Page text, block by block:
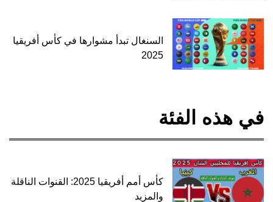
السنغال تبدأ مشوارها في كأس أفريقيا
2025
في هذه الفئة
كأس أمم أفريقيا 2025: القنوات الناقلة
والمزيد